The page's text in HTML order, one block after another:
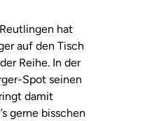
hat
auf den Tisch
Reihe. In der
Spot seinen
damit
gerne bisschen